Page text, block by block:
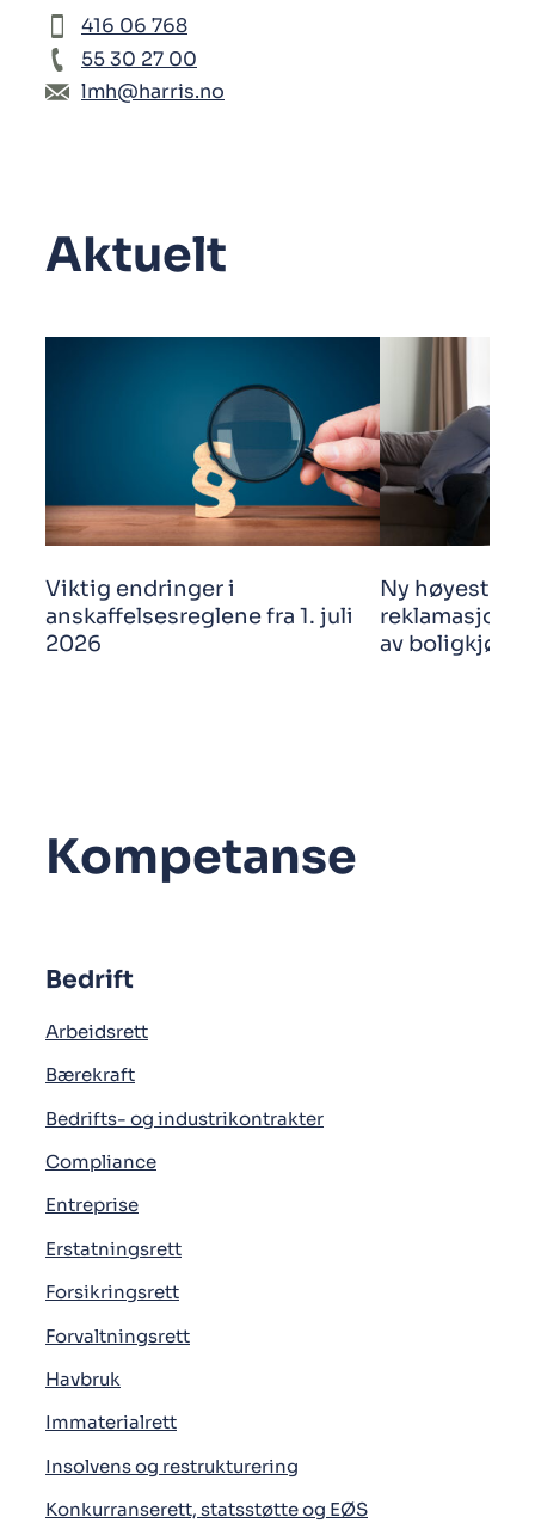
416 06 768
55 30 27 00
lmh@harris.no
Aktuelt
Viktig endringer i
anskaffelsesreglene fra 1. juli
2026
Ny
av boligkjøp
Kompetanse
Bedrift
Arbeidsrett
Bærekraft
Bedrifts- og industrikontrakter
Compliance
Entreprise
Erstatningsrett
Forsikringsrett
Forvaltningsrett
Havbruk
Immaterialrett
Insolvens og restrukturering
Konkurranserett, statsstøtte og EØS